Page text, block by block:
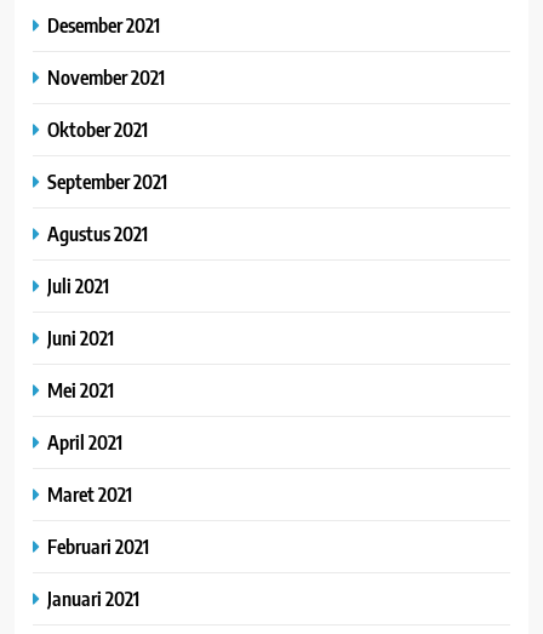
Desember 2021
November 2021
Oktober 2021
September 2021
Agustus 2021
Juli 2021
Juni 2021
Mei 2021
April 2021
Maret 2021
Februari 2021
Januari 2021